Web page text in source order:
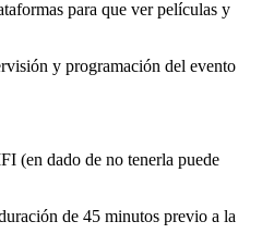
para que ver películas y
y programación del evento
(en dado de no tenerla puede
de 45 minutos previo a la